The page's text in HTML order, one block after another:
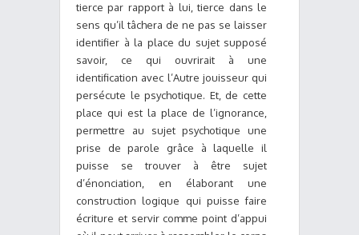
tierce par rapport à lui, tierce dans le
sens qu’il tâchera de ne pas se laisser
identifier à la place du sujet supposé
savoir, ce qui ouvrirait à une
identification avec l’Autre jouisseur qui
persécute le psychotique. Et, de cette
place qui est la place de l’ignorance,
permettre au sujet psychotique une
prise de parole grâce à laquelle il
puisse se trouver à être sujet
d’énonciation, en élaborant une
construction logique qui puisse faire
écriture et servir comme point d’appui